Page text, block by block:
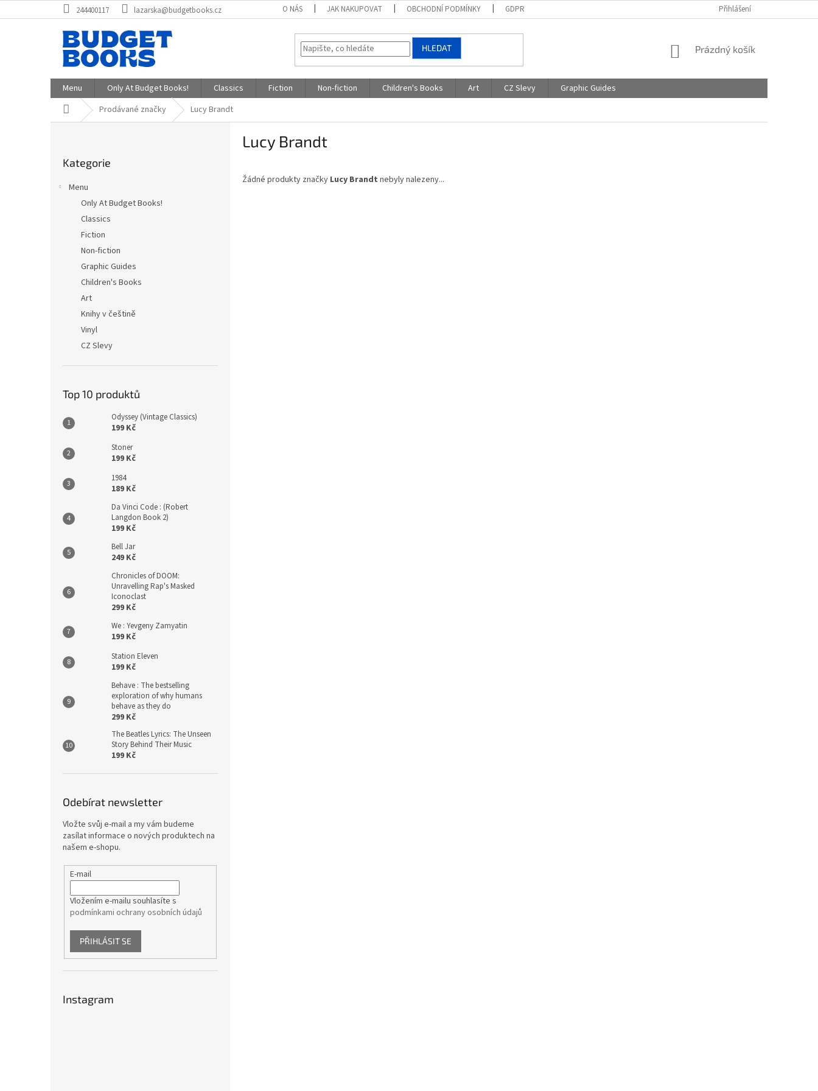
na
244400117 lazarska@budgetbooks.cz O NÁS JAK NAKUPOVAT OBCHODNÍ PODMÍNKY GDPR Přihlášení
HLEDAT
NÁKUPNÍ
Prázdný košík
Menu Only At Budget Books! Classics Fiction Non-fiction Children's Books Art CZ Slevy
Graphic Guides
Domů Prodávané značky Lucy Brandt
kategorie
Kategorie
Menu
Only At Budget Books!
Classics
Fiction
Non-fiction
Graphic Guides
Children's Books
Art
Knihy v češtině
Vinyl
CZ Slevy
Top 10 produktů
Odyssey (Vintage Classics)
199 Kč
Stoner
199 Kč
1984
189 Kč
Da Vinci Code : (Robert
Langdon Book 2)
199 Kč
Bell Jar
249 Kč
Chronicles of DOOM:
Unravelling Rap's Masked
Iconoclast
299 Kč
We : Yevgeny Zamyatin
199 Kč
Station Eleven
199 Kč
Behave : The bestselling
exploration of why humans
behave as they do
299 Kč
The Beatles Lyrics: The Unseen
Story Behind Their Music
199 Kč
Odebírat newsletter
Vložte svůj e-mail a my vám budeme
zasílat informace o nových produktech na
našem e-shopu.
E-mail
Vložením e-mailu souhlasíte s
podmínkami ochrany osobních údajů
PŘIHLÁSIT SE
Instagram
Lucy Brandt
Žádné produkty značky Lucy Brandt nebyly nalezeny...